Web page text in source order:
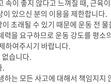
이 좋지 않다고 느껴질 때, 근
있으신 분의 이용을 제한합니다.
초래될 수 있기 때문에 운동 전
을 요구하므로 운동 강도를 평소
하여주시기 바랍니다.
습니다.
.
는 모든 사고에 대해서 책임지지